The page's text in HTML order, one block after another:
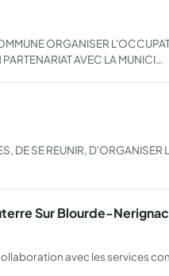
ORGANISER
AVEC LA MUNICI…
DE SE REUNIR,
Sur Blourde-Nerignac
avec les services